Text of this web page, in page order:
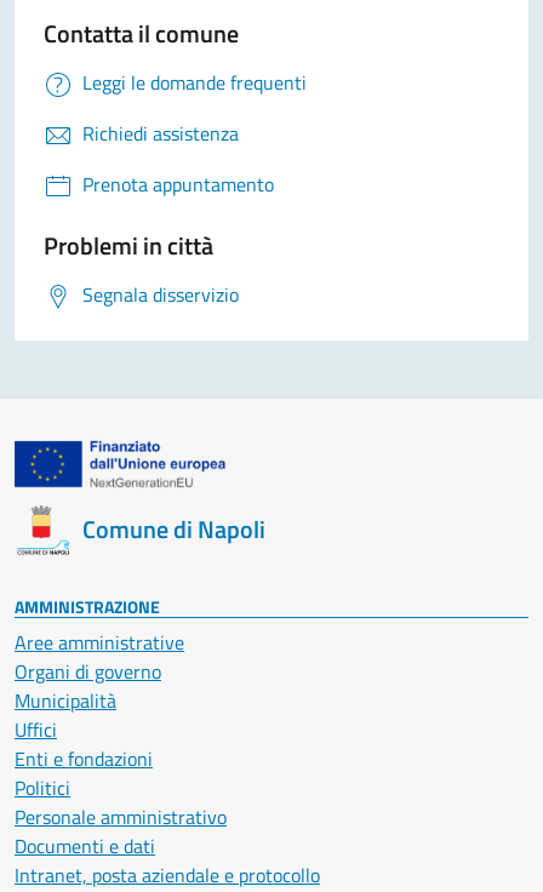
Contatta il comune
Leggi le domande frequenti
Richiedi assistenza
Prenota appuntamento
Problemi in città
Segnala disservizio
Comune di Napoli
AMMINISTRAZIONE
Aree amministrative
Organi di governo
Municipalità
Uffici
Enti e fondazioni
Politici
Personale amministrativo
Documenti e dati
Intranet, posta aziendale e protocollo